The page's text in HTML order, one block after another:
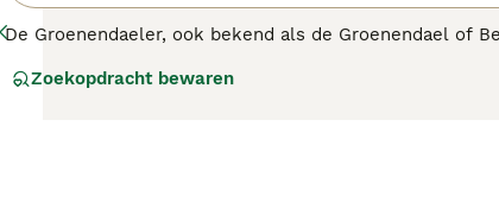
De Groenendaeler, ook bekend als de Groenendael of
vacht die meestal zwart van kleur is. Oorspronkelijk
Zoekopdracht bewaren